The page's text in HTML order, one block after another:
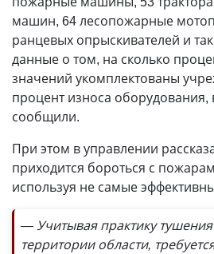
машин, 64 лесопожарные
ранцевых опрыскивателей и
данные о том, на сколько
значений укомплектованы
процент износа
сообщили.
При этом в управлении
приходится бороться с
используя не самые
— Учитывая практику
территории области,